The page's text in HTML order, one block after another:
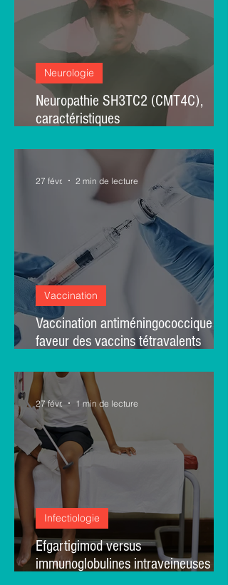
Neuropathie SH3TC2 (CMT4C),
caractéristiques
confusion avec les neuropathies
inflammatoires : une cohorte
brésilienne
Neurologie
Vaccination antiméningococcique en
faveur des vaccins tétravalents
Pasteur et Santé publique France
Vaccination
27 févr. 2 min de lecture
Efgartigimod versus
immunoglobulines intraveineuses
Infectiologie
27 févr. 1 min de lecture